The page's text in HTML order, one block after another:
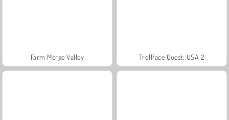
Farm Merge Valley Trollface Quest: USA 2